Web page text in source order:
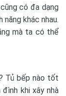
có đa dạng
khác nhau.
mà ta có thể
Tủ bếp nào tốt
khi xây nhà